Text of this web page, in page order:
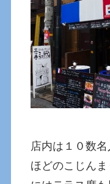
店内は１０数
ほどのこじん